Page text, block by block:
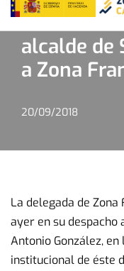
Visita
alcalde de
a Zona
20/09/2018
La delegada de
ayer en su despacho
Antonio González,
institucional de éste